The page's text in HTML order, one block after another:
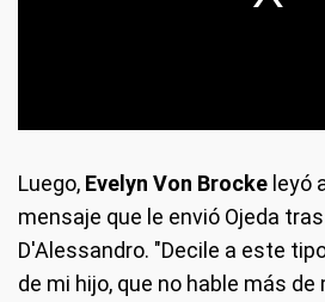
Luego, Evelyn Von Brocke leyó
mensaje que le envió Ojeda
D'Alessandro. "Decile a este
de mi hijo, que no hable más de